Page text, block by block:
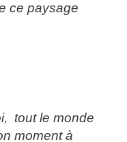
ce paysage
tout le monde
moment à